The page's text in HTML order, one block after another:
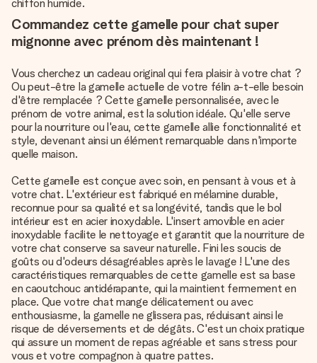
chiffon humide.
Commandez cette gamelle pour chat super
mignonne avec prénom dès maintenant !
Vous cherchez un cadeau original qui fera plaisir à votre chat ?
Ou peut-être la gamelle actuelle de votre félin a-t-elle besoin
d'être remplacée ? Cette gamelle personnalisée, avec le
prénom de votre animal, est la solution idéale. Qu'elle serve
pour la nourriture ou l'eau, cette gamelle allie fonctionnalité et
style, devenant ainsi un élément remarquable dans n'importe
quelle maison.
Cette gamelle est conçue avec soin, en pensant à vous et à
votre chat. L'extérieur est fabriqué en mélamine durable,
reconnue pour sa qualité et sa longévité, tandis que le bol
intérieur est en acier inoxydable. L'insert amovible en acier
inoxydable facilite le nettoyage et garantit que la nourriture de
votre chat conserve sa saveur naturelle. Fini les soucis de
goûts ou d'odeurs désagréables après le lavage ! L'une des
caractéristiques remarquables de cette gamelle est sa base
en caoutchouc antidérapante, qui la maintient fermement en
place. Que votre chat mange délicatement ou avec
enthousiasme, la gamelle ne glissera pas, réduisant ainsi le
risque de déversements et de dégâts. C'est un choix pratique
qui assure un moment de repas agréable et sans stress pour
vous et votre compagnon à quatre pattes.